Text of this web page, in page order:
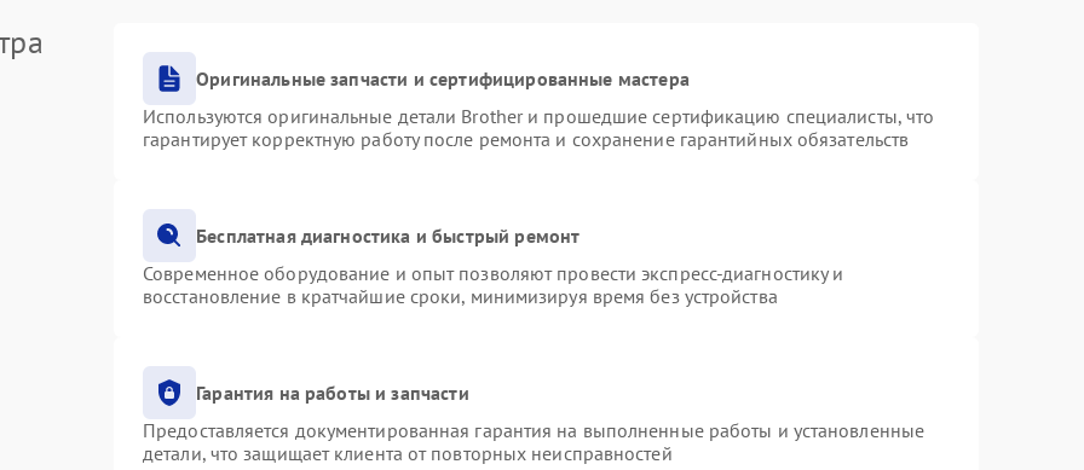
Оригинальные запчасти и сертифицированные мастера
Используются оригинальные детали Brother и прошедшие сертификацию специалисты, что
гарантирует корректную работу после ремонта и сохранение гарантийных обязательств
Бесплатная диагностика и быстрый ремонт
Современное оборудование и опыт позволяют провести экспресс-диагностику и
восстановление в кратчайшие сроки, минимизируя время без устройства
Гарантия на работы и запчасти
Предоставляется документированная гарантия на выполненные работы и установленные
детали, что защищает клиента от повторных неисправностей